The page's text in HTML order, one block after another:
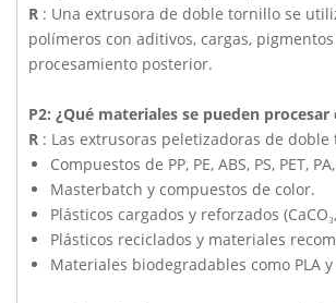
R : Una extrusora de doble tornillo se
polímeros con aditivos, cargas,
procesamiento posterior.
P2: ¿Qué materiales se pueden
R : Las extrusoras peletizadoras de
Compuestos de PP, PE, ABS, PS, PET,
Masterbatch y compuestos de color.
Plásticos cargados y reforzados
Plásticos reciclados y materiales
Materiales biodegradables como PLA y